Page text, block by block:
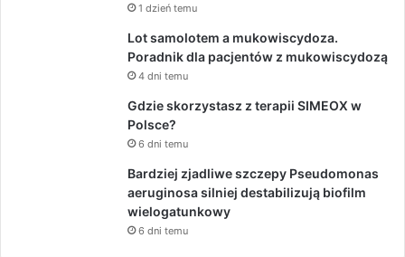
1 dzień temu
Lot samolotem a mukowiscydoza.
Poradnik dla pacjentów z mukowiscydozą
4 dni temu
Gdzie skorzystasz z terapii SIMEOX w
Polsce?
6 dni temu
Bardziej zjadliwe szczepy Pseudomonas
aeruginosa silniej destabilizują biofilm
wielogatunkowy
6 dni temu